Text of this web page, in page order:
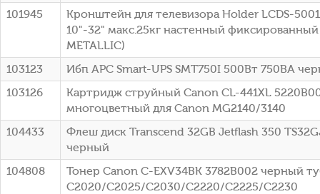
101945
Кронштейн для телевизора Holder LCDS-
10"-32" макс.25кг настенный фиксированный
METALLIC)
103123
Ибп APC Smart-UPS SMT750I 500Вт 750ВА
103126
Картридж струйный Canon CL-441XL
многоцветный для Canon MG2140/3140
104433
Флеш диск Transcend 32GB Jetflash 350
черный
104808
Тонер Canon C-EXV34BK 3782B002 черный
C2020/C2025/C2030/C2220/C2225/C2230